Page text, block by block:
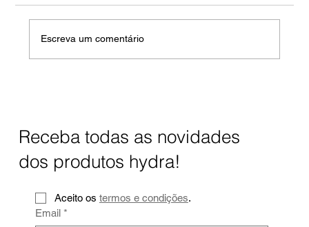
Escreva um comentário
Receba todas as novidades
dos produtos hydra!
Aceito os termos e condições.
Email *